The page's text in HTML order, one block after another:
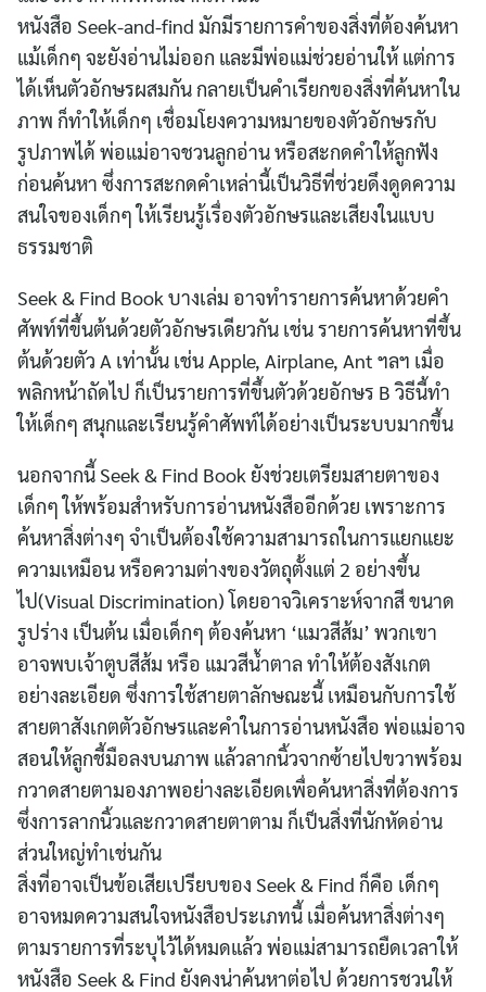
Search
for:
หนังสือ Seek-and-find มักมีรายการคำของสิ่งที่ต้องค้นหา
แม้เด็กๆ จะยังอ่านไม่ออก และมีพ่อแม่ช่วยอ่านให้ แต่การ
ได้เห็นตัวอักษรผสมกัน กลายเป็นคำเรียกของสิ่งที่ค้นหาใน
ภาพ ก็ทำให้เด็กๆ เชื่อมโยงความหมายของตัวอักษรกับ
รูปภาพได้ พ่อแม่อาจชวนลูกอ่าน หรือสะกดคำให้ลูกฟัง
ก่อนค้นหา ซึ่งการสะกดคำเหล่านี้เป็นวิธีที่ช่วยดึงดูดความ
สนใจของเด็กๆ ให้เรียนรู้เรื่องตัวอักษรและเสียงในแบบ
ธรรมชาติ
Seek & Find Book บางเล่ม อาจทำรายการค้นหาด้วยคำ
ศัพท์ที่ขึ้นต้นด้วยตัวอักษรเดียวกัน เช่น รายการค้นหาที่ขึ้น
ต้นด้วยตัว A เท่านั้น เช่น Apple, Airplane, Ant ฯลฯ เมื่อ
พลิกหน้าถัดไป ก็เป็นรายการที่ขึ้นตัวด้วยอักษร B วิธีนี้ทำ
ให้เด็กๆ สนุกและเรียนรู้คำศัพท์ได้อย่างเป็นระบบมากขึ้น
นอกจากนี้ Seek & Find Book ยังช่วยเตรียมสายตาของ
เด็กๆ ให้พร้อมสำหรับการอ่านหนังสืออีกด้วย เพราะการ
ค้นหาสิ่งต่างๆ จำเป็นต้องใช้ความสามารถในการแยกแยะ
ความเหมือน หรือความต่างของวัตถุตั้งแต่ 2 อย่างขึ้น
ไป(Visual Discrimination) โดยอาจวิเคราะห์จากสี ขนาด
รูปร่าง เป็นต้น เมื่อเด็กๆ ต้องค้นหา ‘แมวสีส้ม’ พวกเขา
อาจพบเจ้าตูบสีส้ม หรือ แมวสีน้ำตาล ทำให้ต้องสังเกต
อย่างละเอียด ซึ่งการใช้สายตาลักษณะนี้ เหมือนกับการใช้
สายตาสังเกตตัวอักษรและคำในการอ่านหนังสือ พ่อแม่อาจ
สอนให้ลูกชี้มือลงบนภาพ แล้วลากนิ้วจากซ้ายไปขวาพร้อม
กวาดสายตามองภาพอย่างละเอียดเพื่อค้นหาสิ่งที่ต้องการ
ซึ่งการลากนิ้วและกวาดสายตาตาม ก็เป็นสิ่งที่นักหัดอ่าน
ส่วนใหญ่ทำเช่นกัน
สิ่งที่อาจเป็นข้อเสียเปรียบของ Seek & Find ก็คือ เด็กๆ
อาจหมดความสนใจหนังสือประเภทนี้ เมื่อค้นหาสิ่งต่างๆ
ตามรายการที่ระบุไว้ได้หมดแล้ว พ่อแม่สามารถยืดเวลาให้
หนังสือ Seek & Find ยังคงน่าค้นหาต่อไป ด้วยการชวนให้